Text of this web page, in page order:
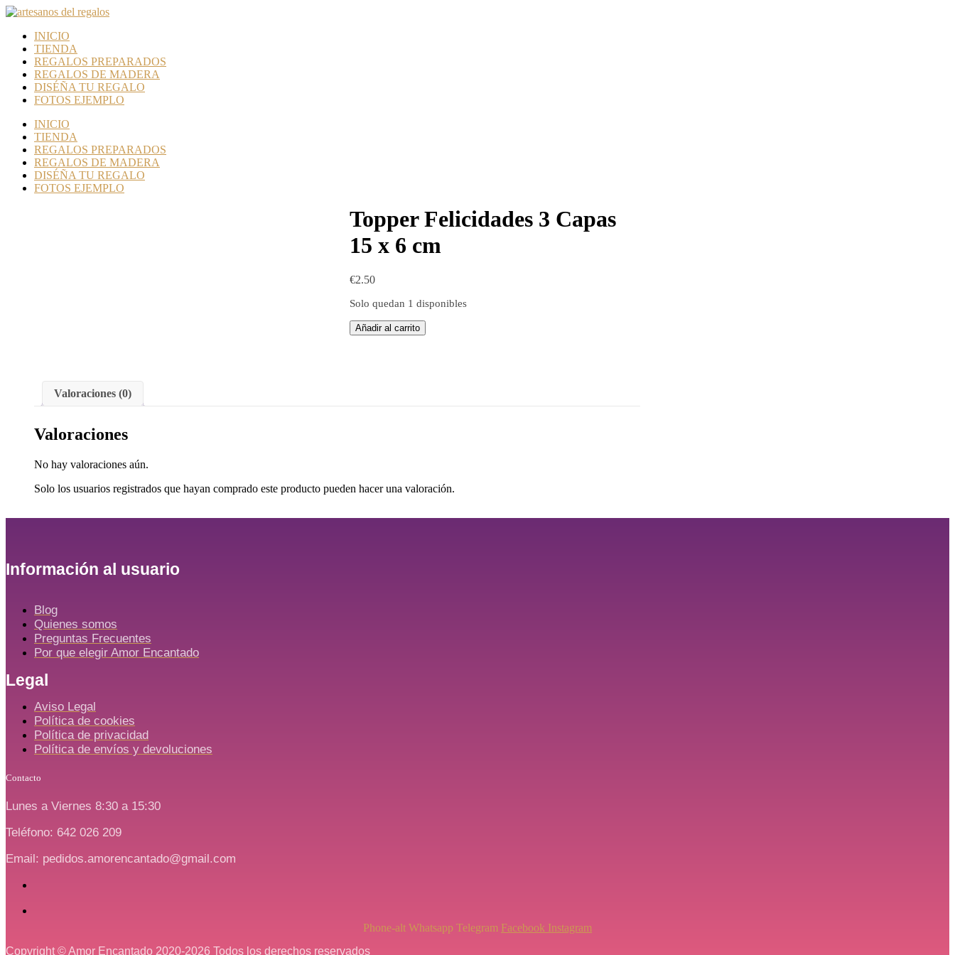
INICIO
TIENDA
REGALOS PREPARADOS
REGALOS DE MADERA
DISÉÑA TU REGALO
FOTOS EJEMPLO
INICIO
TIENDA
REGALOS PREPARADOS
REGALOS DE MADERA
DISÉÑA TU REGALO
FOTOS EJEMPLO
Topper Felicidades 3 Capas
15 x 6 cm
€2.50
Solo quedan 1 disponibles
Topper
Felicidades
Añadir al carrito
Valoraciones (0)
Valoraciones
No hay valoraciones aún.
Solo los usuarios registrados que hayan comprado este producto pueden hacer una valoración.
Información al usuario
Blog
Quienes somos
Preguntas Frecuentes
Por que elegir Amor Encantado
Legal
Aviso Legal
Política de cookies
Política de privacidad
Política de envíos y devoluciones
Contacto
Lunes a Viernes 8:30 a 15:30
Teléfono: 642 026 209
Email: pedidos.amorencantado@gmail.com
Phone-alt Whatsapp Telegram Facebook Instagram
Copyright © Amor Encantado 2020-2026 Todos los derechos reservados